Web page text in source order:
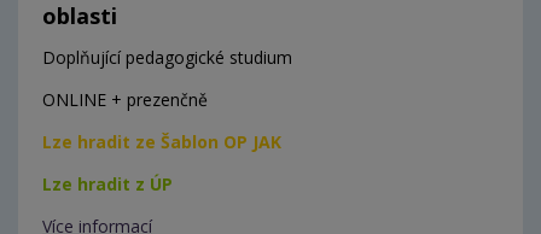
oblasti
Doplňující pedagogické studium
ONLINE + prezenčně
Lze hradit ze Šablon OP JAK
Lze hradit z ÚP
Více informací